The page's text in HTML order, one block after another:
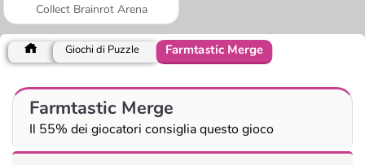
Collect Brainrot Arena
Giochi di Puzzle Farmtastic Merge
Farmtastic Merge
Il 55% dei giocatori consiglia questo gioco